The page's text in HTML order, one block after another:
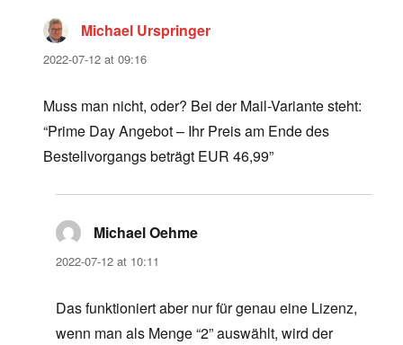
Michael Urspringer
2022-07-12 at 09:16
Muss man nicht, oder? Bei der Mail-Variante steht:
“Prime Day Angebot – Ihr Preis am Ende des
Bestellvorgangs beträgt EUR 46,99”
Michael Oehme
2022-07-12 at 10:11
Das funktioniert aber nur für genau eine Lizenz,
wenn man als Menge “2” auswählt, wird der